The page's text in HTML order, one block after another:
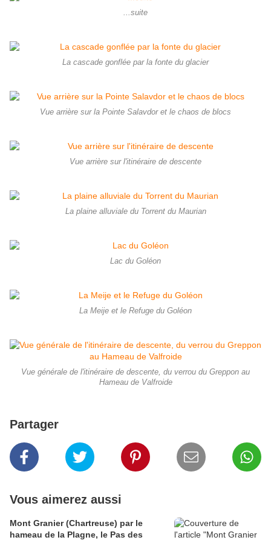
...suite
La cascade gonflée par la fonte du glacier
Vue arrière sur la Pointe Salavdor et le chaos de blocs
Vue arrière sur l'itinéraire de descente
La plaine alluviale du Torrent du Maurian
Lac du Goléon
La Meije et le Refuge du Goléon
Vue générale de l'itinéraire de descente, du verrou du Greppon au
Hameau de Valfroide
Partager
Vous aimerez aussi
Mont Granier (Chartreuse) par le
hameau de la Plagne, le Pas des